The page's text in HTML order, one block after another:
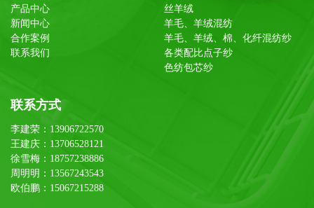
产品中心
新闻中心
合作案例
联系我们
丝羊绒
羊毛、羊绒混纺
羊毛、羊绒、棉、化纤混纺纱
各类配比点子纱
色纺包芯纱
联系方式
李建荣：13906722570
王建庆：13706528121
徐雪梅：18757238886
周明明：13567243543
欧伯鹏：15067215288